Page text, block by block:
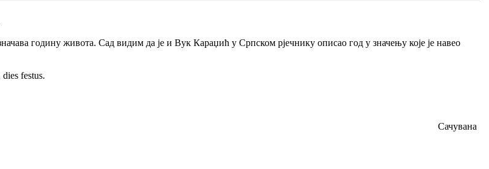
годину живота. Сад видим да је и Вук Караџић у Српском рјечнику описао год у значењу које је навео
festus.
Сачувана